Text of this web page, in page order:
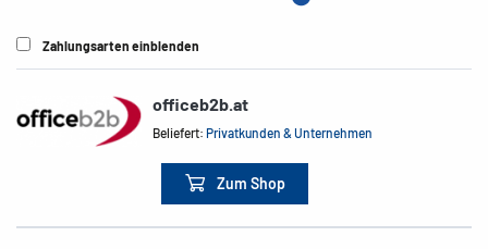
Zahlungsarten einblenden
officeb2b.at
Beliefert:Privatkunden & Unternehmen
Zum Shop